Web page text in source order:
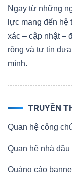
Ngay từ những
lực mang đến
xác – cập nhật –
rộng và tự tin
mình.
TRUYỀN
Quan hệ công
Quan hệ nhà đầu
Quảng cáo